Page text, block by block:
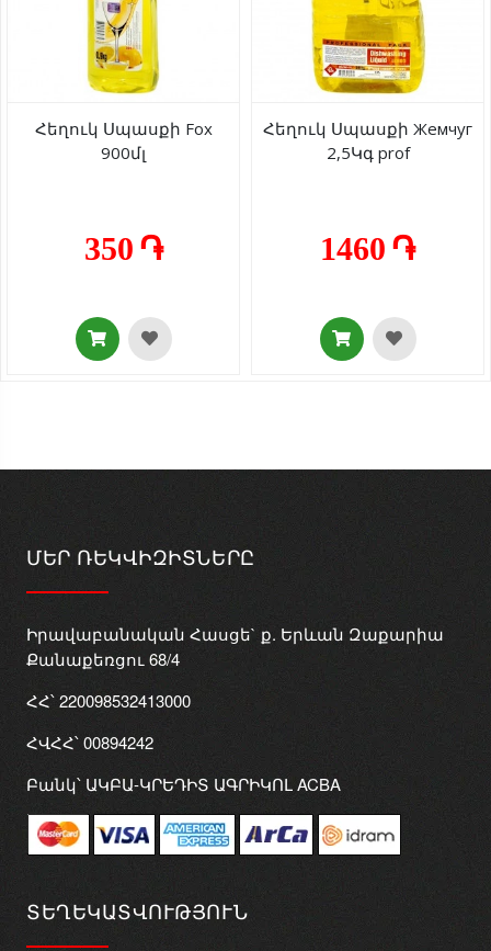
Հեղուկ Սպասքի Fox
900մլ
350 ֏
Հեղուկ Սպասքի Жемчуг
2,5Կգ prof
1460 ֏
ՄԵՐ ՌԵԿՎԻԶԻՏՆԵՐԸ
Իրավաբանական Հասցե` ք. Երևան Զաքարիա
Քանաքեռցու 68/4
ՀՀ՝ 220098532413000
ՀՎՀՀ՝ 00894242
Բանկ՝ ԱԿԲԱ-ԿՐԵԴԻՏ ԱԳՐԻԿՈԼ ACBA
ՏԵՂԵԿԱՏՎՈՒԹՅՈՒՆ